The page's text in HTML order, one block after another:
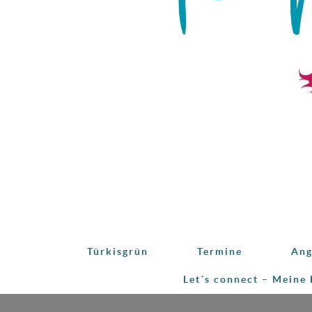
Türkisgrün Termine
Let´s connect – Meine